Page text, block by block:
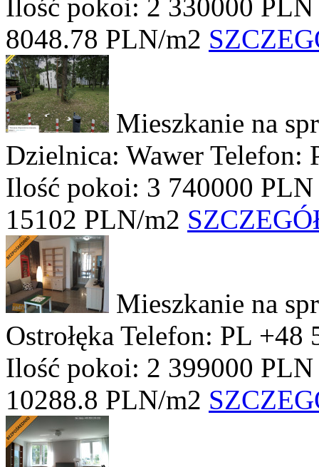
Ilość pokoi: 2 330000 PLN
8048.78 PLN/m2
Mieszkanie na
Dzielnica: Wawer Telefon:
Ilość pokoi: 3 740000 PLN
15102 PLN/m2
Mieszkanie na
Ostrołęka Telefon: PL +48
Ilość pokoi: 2 399000 PLN
10288.8 PLN/m2